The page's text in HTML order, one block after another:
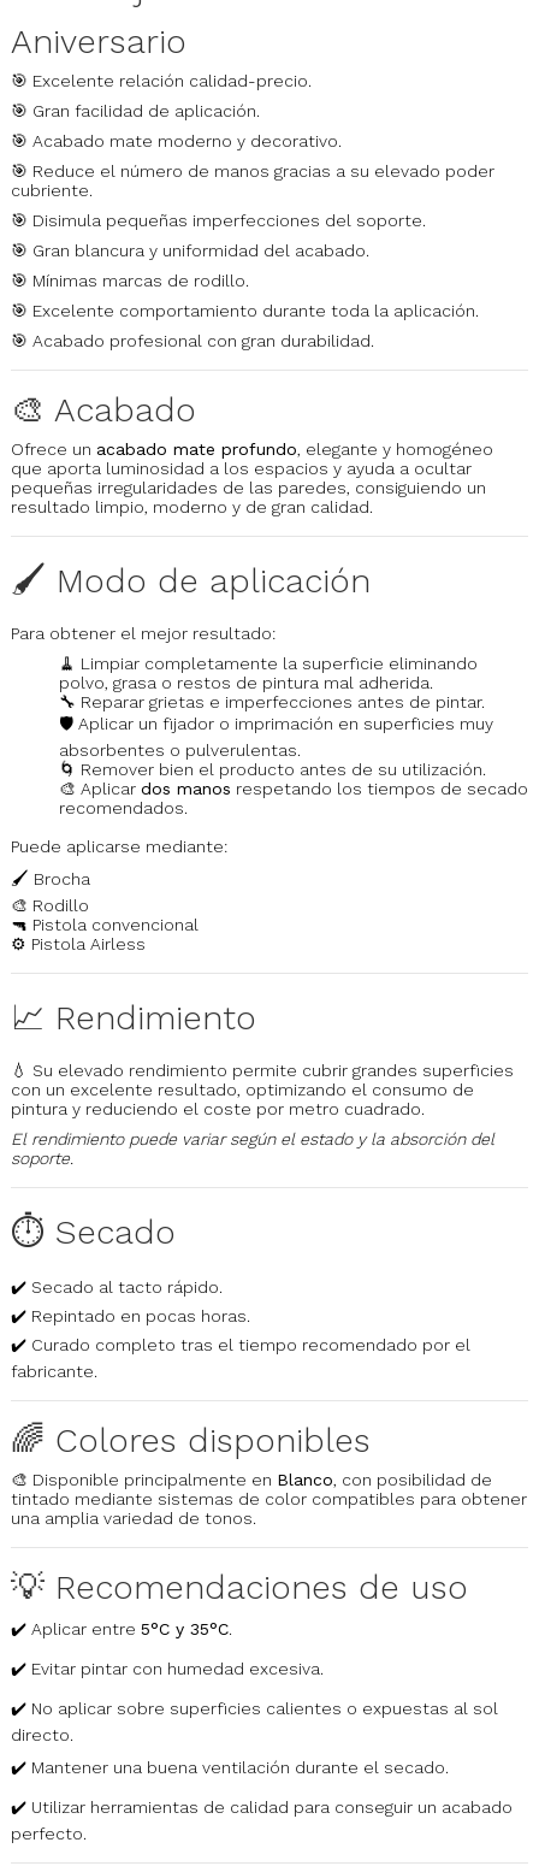
Aniversario
🎯 Excelente relación calidad-precio.
🎯 Gran facilidad de aplicación.
🎯 Acabado mate moderno y decorativo.
🎯 Reduce el número de manos gracias a su elevado poder
cubriente.
🎯 Disimula pequeñas imperfecciones del soporte.
🎯 Gran blancura y uniformidad del acabado.
🎯 Mínimas marcas de rodillo.
🎯 Excelente comportamiento durante toda la aplicación.
🎯 Acabado profesional con gran durabilidad.
🎨 Acabado
Ofrece un acabado mate profundo, elegante y homogéneo
que aporta luminosidad a los espacios y ayuda a ocultar
pequeñas irregularidades de las paredes, consiguiendo un
resultado limpio, moderno y de gran calidad.
🖌️ Modo de aplicación
Para obtener el mejor resultado:
🧹 Limpiar completamente la superficie eliminando
polvo, grasa o restos de pintura mal adherida.
🔧 Reparar grietas e imperfecciones antes de pintar.
🛡️ Aplicar un fijador o imprimación en superficies muy
absorbentes o pulverulentas.
🌀 Remover bien el producto antes de su utilización.
🎨 Aplicar dos manos respetando los tiempos de secado
recomendados.
Puede aplicarse mediante:
🖌️ Brocha
🎨 Rodillo
🔫 Pistola convencional
⚙️ Pistola Airless
📈 Rendimiento
💧 Su elevado rendimiento permite cubrir grandes superficies
con un excelente resultado, optimizando el consumo de
pintura y reduciendo el coste por metro cuadrado.
El rendimiento puede variar según el estado y la absorción del
soporte.
⏱️ Secado
✔️ Secado al tacto rápido.
✔️ Repintado en pocas horas.
✔️ Curado completo tras el tiempo recomendado por el
fabricante.
🌈 Colores disponibles
🎨 Disponible principalmente en Blanco, con posibilidad de
tintado mediante sistemas de color compatibles para obtener
una amplia variedad de tonos.
💡 Recomendaciones de uso
✔️ Aplicar entre 5°C y 35°C.
✔️ Evitar pintar con humedad excesiva.
✔️ No aplicar sobre superficies calientes o expuestas al sol
directo.
✔️ Mantener una buena ventilación durante el secado.
✔️ Utilizar herramientas de calidad para conseguir un acabado
perfecto.